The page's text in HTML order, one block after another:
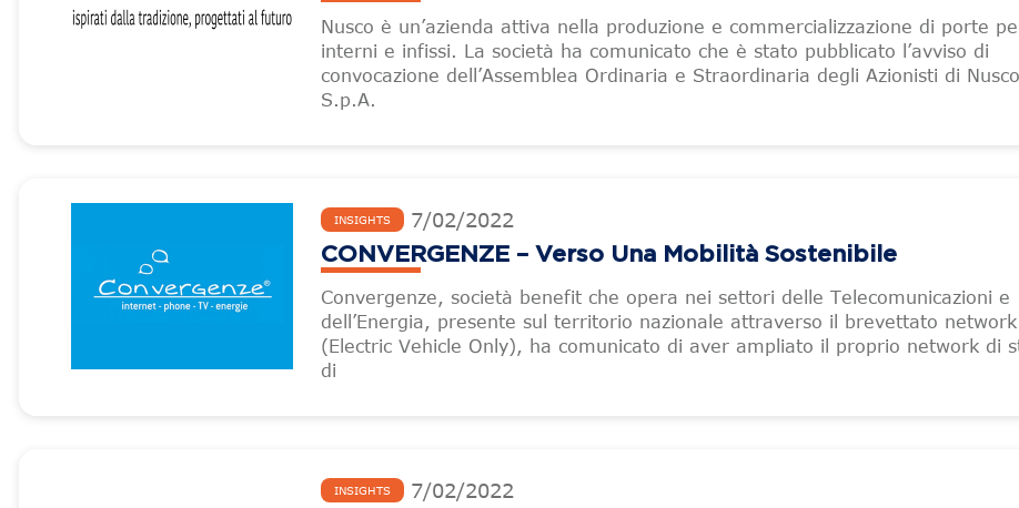
Nusco è un’azienda attiva nella produzione e commercializzazione di porte
interni e infissi. La società ha comunicato che è stato pubblicato l’avviso di
convocazione dell’Assemblea Ordinaria e Straordinaria degli Azionisti di Nusco
S.p.A.
INSIGHTS 7/02/2022
CONVERGENZE – Verso Una Mobilità Sostenibile
Convergenze, società benefit che opera nei settori delle Telecomunicazioni e
dell’Energia, presente sul territorio nazionale attraverso il brevettato network
(Electric Vehicle Only), ha comunicato di aver ampliato il proprio network di
di
INSIGHTS 7/02/2022